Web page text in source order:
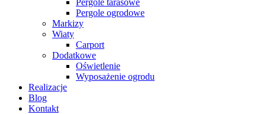
Pergole tarasowe
Pergole ogrodowe
Markizy
Wiaty
Carport
Dodatkowe
Oświetlenie
Wyposażenie ogrodu
Realizacje
Blog
Kontakt